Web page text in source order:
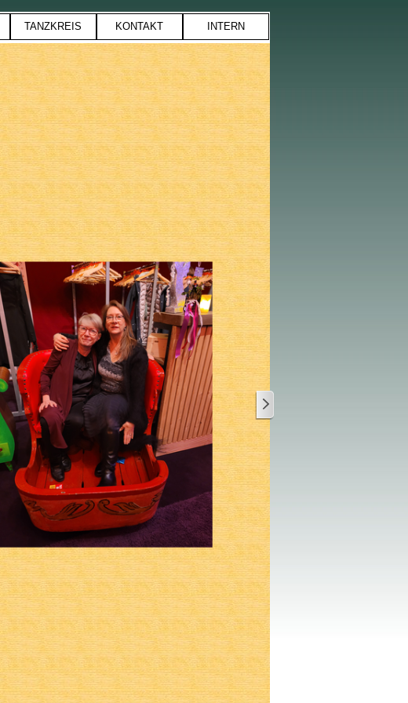
▼
TANZKREIS ▼
KONTAKT INTERN